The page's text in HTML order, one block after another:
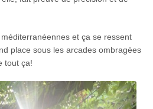
et ça se ressent
place sous les arcades ombragées
tout ça!